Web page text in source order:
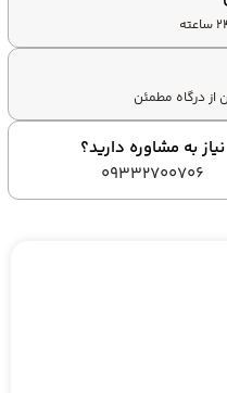
از درگاه مطمئن
نیاز به مشاوره دارید؟
09332700706